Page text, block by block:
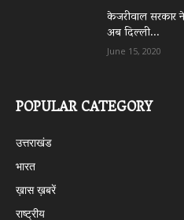
केजरीवाल सरकार
अब दिल्ली...
June 15, 2020
POPULAR CATEGORY
उत्तराखंड
भारत
ख़ास ख़बरें
राष्ट्रीय